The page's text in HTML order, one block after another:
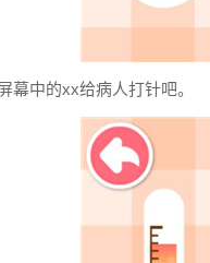
幕中的xx给病人打针吧。